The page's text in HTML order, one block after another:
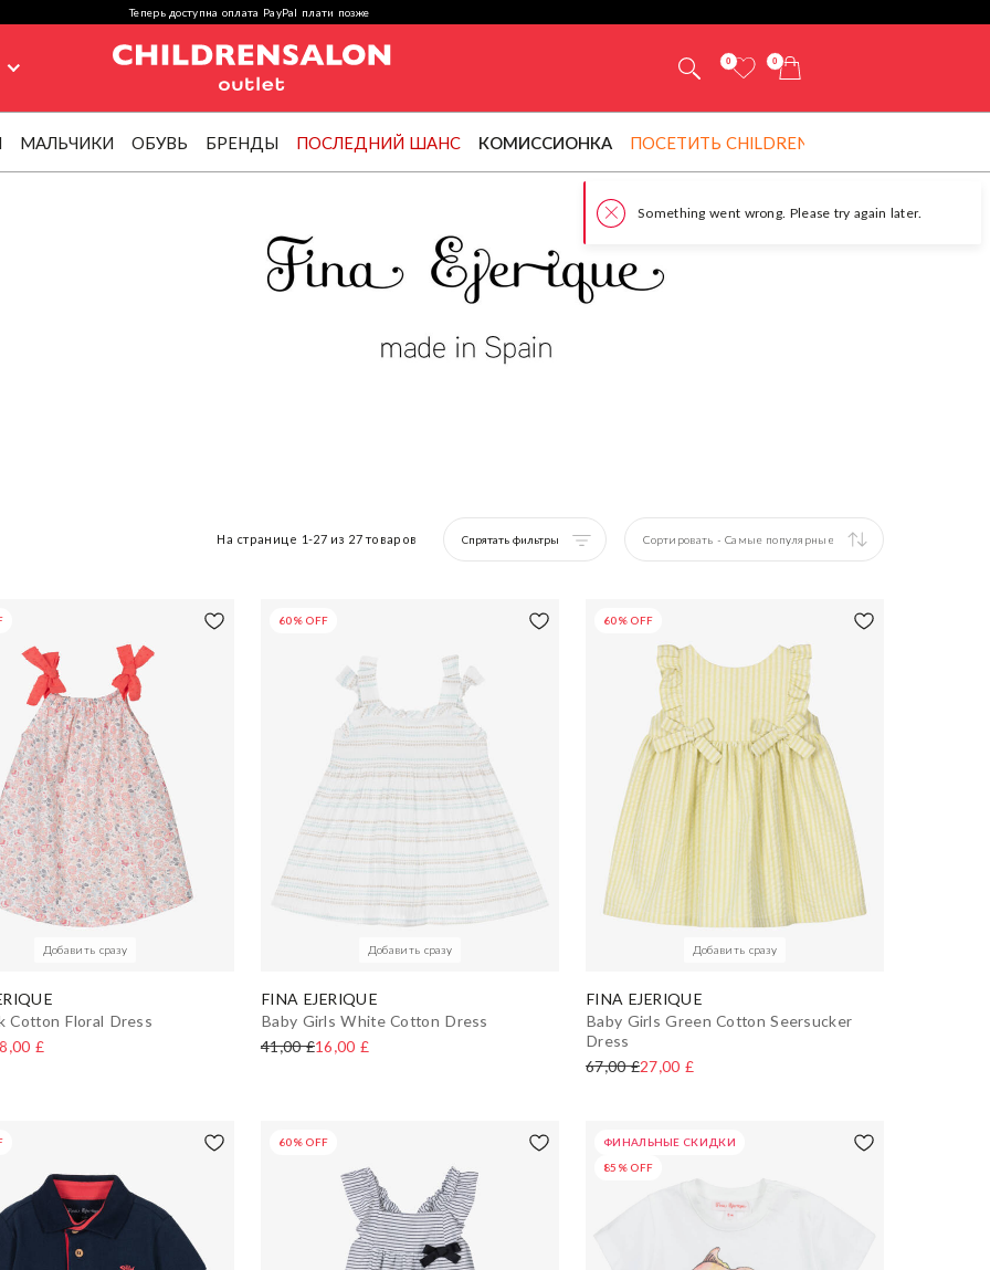
Теперь доступна оплата PayPal плати позже
0 0
МАЛЬЧИКИ ОБУВЬ БРЕНДЫ ПОСЛЕДНИЙ ШАНС КОМИССИОНКА ПОСЕТИТЬ CHILDRENSALON
На странице 1-27 из 27товаров Спрятать фильтры Cортировать - Самые популярные
Добавить сразу
Cotton Floral Dress
£
60% OFF
Добавить сразу
FINA EJERIQUE
Baby Girls White Cotton Dress
41,00 £16,00 £
60% OFF
Добавить сразу
FINA EJERIQUE
Baby Girls Green Cotton Seersucker
Dress
67,00 £27,00 £
60% OFF
ФИНАЛЬНЫЕ СКИДКИ
85% OFF